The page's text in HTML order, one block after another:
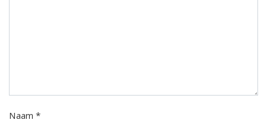
Naam*